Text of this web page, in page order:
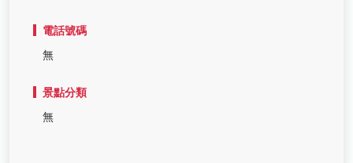
電話號碼
無
景點分類
無